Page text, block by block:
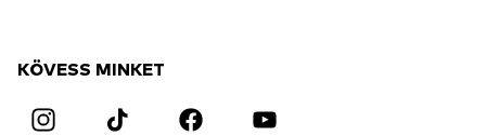
KÖVESS MINKET